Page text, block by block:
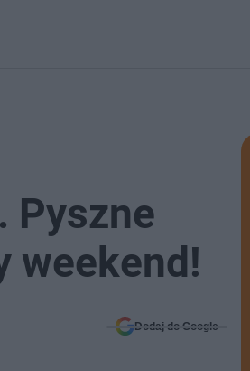
Pyszne
weekend!
Dodaj do Google